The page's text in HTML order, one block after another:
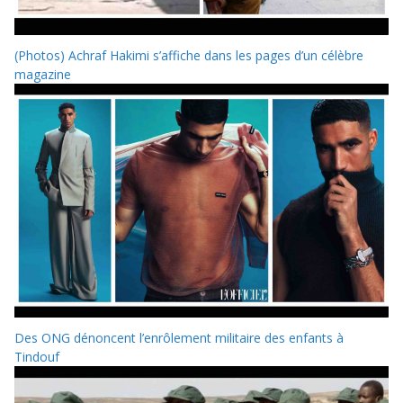
(Photos) Achraf Hakimi s’affiche dans les pages d’un célèbre
magazine
Des ONG dénoncent l’enrôlement militaire des enfants à
Tindouf